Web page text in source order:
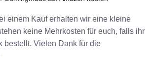
einem Kauf erhalten wir eine kleine
keine Mehrkosten für euch, falls ihr
bestellt. Vielen Dank für die